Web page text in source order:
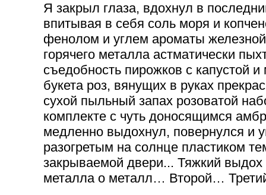
Я закрыл глаза, вдохнул в
впитывая в себя соль моря и
фенолом и углем ароматы железной
горячего металла астматически
съедобность пирожков с капустой
букета роз, вянущих в руках
сухой пыльный запах розоватой
комплекте с чуть доносящимся
медленно выдохнул, повернулся и
разогретым на солнце пластиком
закрываемой двери... Тяжкий
металла о металл… Второй…